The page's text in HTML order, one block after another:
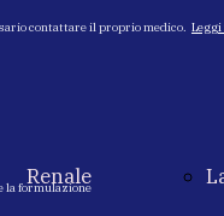
la formulazione
Renale
contattare il proprio medico.